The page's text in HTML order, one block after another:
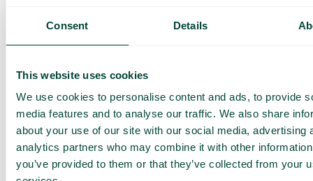
Consent Details
This website uses cookies
We use cookies to personalise content and ads, to provide
media features and to analyse our traffic. We also share
about your use of our site with our social media, advertising
analytics partners who may combine it with other
you’ve provided to them or that they’ve collected from your
funderingar?
Om du har fler frågor eller funderingar kring ditt
simkortsbyte – kan du alltid kika in på vår supportsida för
mer information.
Chatsupport & FAQ